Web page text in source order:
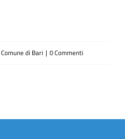
Comune di Bari | 0 Commenti